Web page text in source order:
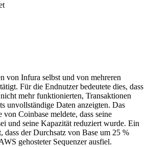
von Infura selbst und von mehreren
Für die Endnutzer bedeutete dies, dass
mehr funktionierten, Transaktionen
unvollständige Daten anzeigten. Das
Coinbase meldete, dass seine
und seine Kapazität reduziert wurde. Ein
dass der Durchsatz von Base um 25 %
gehosteter Sequenzer ausfiel.